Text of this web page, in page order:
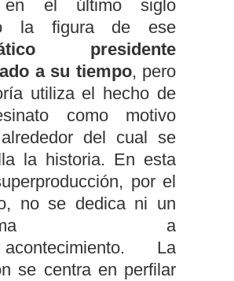
en el último siglo
la figura de ese
presidente
a su tiempo, pero
utiliza el hecho de
como motivo
del cual se
la historia. En esta
por el
no se dedica ni un
a
La
se centra en perfilar